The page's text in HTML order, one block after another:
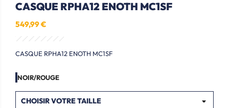
CASQUE RPHA12 ENOTH MC1SF
549,99 €
CASQUE RPHA12 ENOTH MC1SF
NOIR/ROUGE